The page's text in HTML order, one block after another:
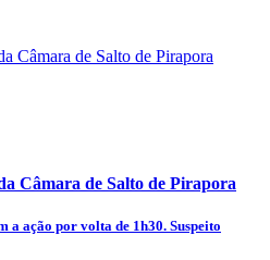
Câmara de Salto de Pirapora
a ação por volta de 1h30. Suspeito